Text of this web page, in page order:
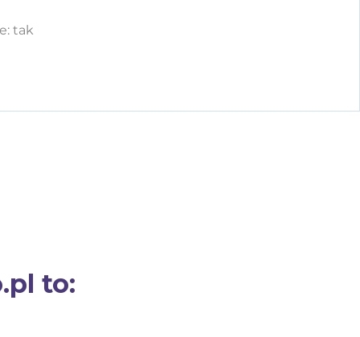
tak
to: